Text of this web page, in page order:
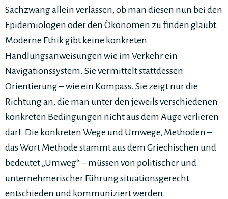
Sachzwang allein verlassen, ob man diesen nun bei den
Epidemiologen oder den Ökonomen zu finden glaubt.
Moderne Ethik gibt keine konkreten
Handlungsanweisungen wie im Verkehr ein
Navigationssystem. Sie vermittelt stattdessen
Orientierung – wie ein Kompass. Sie zeigt nur die
Richtung an, die man unter den jeweils verschiedenen
konkreten Bedingungen nicht aus dem Auge verlieren
darf. Die konkreten Wege und Umwege, Methoden –
das Wort Methode stammt aus dem Griechischen und
bedeutet „Umweg“ – müssen von politischer und
unternehmerischer Führung situationsgerecht
entschieden und kommuniziert werden.